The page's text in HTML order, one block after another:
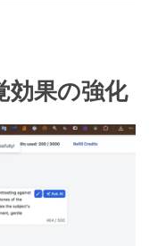
果の強化